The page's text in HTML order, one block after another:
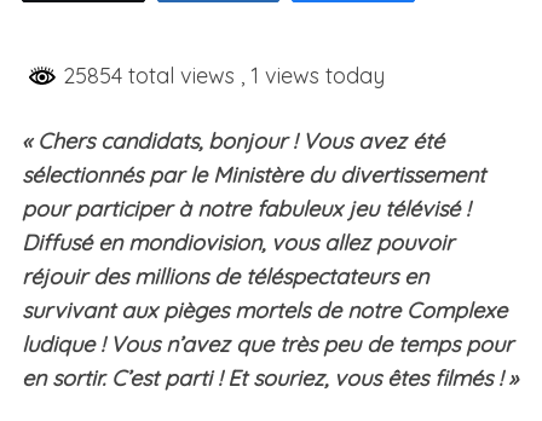
25854 total views , 1 views today
« Chers candidats, bonjour ! Vous avez été
sélectionnés par le Ministère du divertissement
pour participer à notre fabuleux jeu télévisé !
Diffusé en mondiovision, vous allez pouvoir
réjouir des millions de téléspectateurs en
survivant aux pièges mortels de notre Complexe
ludique ! Vous n’avez que très peu de temps pour
en sortir. C’est parti ! Et souriez, vous êtes filmés ! »